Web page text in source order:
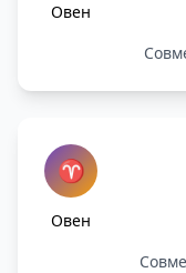
Овен
♈
Овен